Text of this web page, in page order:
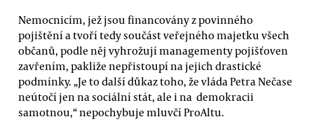
Nemocnicím, jež jsou financovány z povinného
pojištění a tvoří tedy součást veřejného majetku všech
občanů, podle něj vyhrožují managementy pojišťoven
zavřením, pakliže nepřistoupí na jejich drastické
podmínky. „Je to další důkaz toho, že vláda Petra Nečase
neútočí jen na sociální stát, ale i na demokracii
samotnou,“ nepochybuje mluvčí ProAltu.